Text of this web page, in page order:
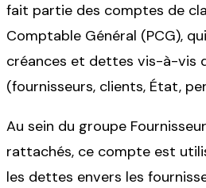
fait partie des comptes de
Comptable Général (PCG),
créances et dettes vis-à-vis
(fournisseurs, clients, État,
Au sein du groupe
rattachés, ce compte est
les dettes envers les